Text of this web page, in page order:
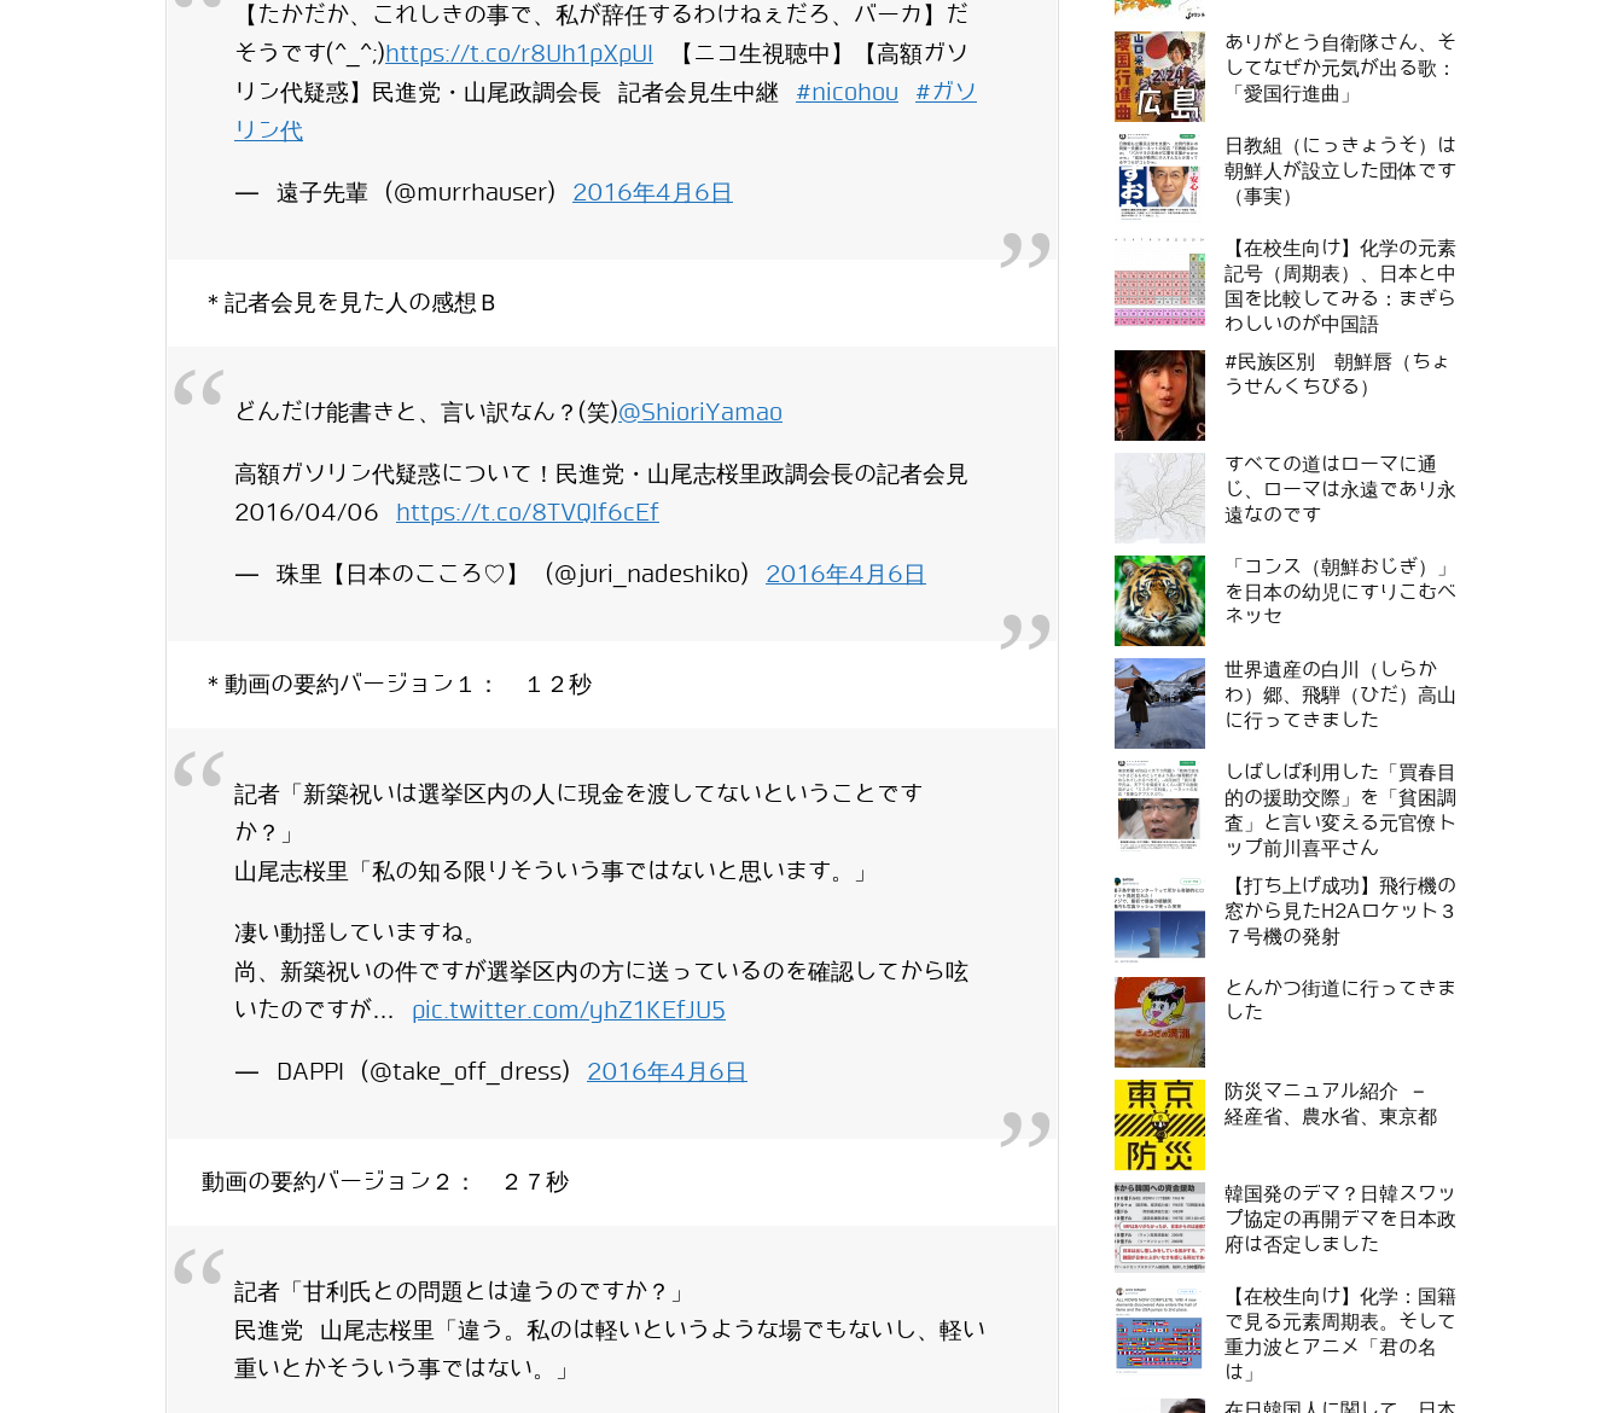
【たかだか、これしきの事で、私が辞任するわけねぇだろ、バーカ】だ
そうです(^_^;)https://t.co/r8Uh1pXpUI 【ニコ生視聴中】【高額ガソ
リン代疑惑】民進党・山尾政調会長 記者会見生中継 #nicohou
#ガソ
リン代
— 遠子先輩 (@murrhauser) 2016年4月6日
＊記者会見を見た人の感想Ｂ
どんだけ能書きと、言い訳なん？(笑)@ShioriYamao
高額ガソリン代疑惑について！民進党・山尾志桜里政調会長の記者会見
2016/04/06 https://t.co/8TVQIf6cEf
— 珠里【日本のこころ♡】 (@juri_nadeshiko) 2016年4月6日
＊動画の要約バージョン１： １２秒
記者「新築祝いは選挙区内の人に現金を渡してないということです
か？」
山尾志桜里「私の知る限りそういう事ではないと思います。」
凄い動揺していますね。
尚、新築祝いの件ですが選挙区内の方に送っているのを確認してから呟
いたのですが… pic.twitter.com/yhZ1KEfJU5
— DAPPI (@take_off_dress) 2016年4月6日
動画の要約バージョン２： ２７秒
記者「甘利氏との問題とは違うのですか？」
民進党 山尾志桜里「違う。私のは軽いというような場でもないし、軽い
重いとかそういう事ではない。」
ありがとう自衛隊さん、そ
してなぜか元気が出る歌：
「愛国行進曲」
日教組（にっきょうそ）は
朝鮮人が設立した団体です
（事実）
【在校生向け】化学の元素
記号（周期表）、日本と中
国を比較してみる：まぎら
わしいのが中国語
#民族区別 朝鮮唇（ちょ
うせんくちびる）
すべての道はローマに通
じ、ローマは永遠であり永
遠なのです
「コンス（朝鮮おじぎ）」
を日本の幼児にすりこむベ
ネッセ
世界遺産の白川（しらか
わ）郷、飛騨（ひだ）高山
に行ってきました
しばしば利用した「買春目
的の援助交際」を「貧困調
査」と言い変える元官僚ト
ップ前川喜平さん
【打ち上げ成功】飛行機の
窓から見たH2Aロケット３
７号機の発射
とんかつ街道に行ってきま
した
防災マニュアル紹介 –
経産省、農水省、東京都
韓国発のデマ？日韓スワッ
プ協定の再開デマを日本政
府は否定しました
【在校生向け】化学：国籍
で見る元素周期表。そして
重力波とアニメ「君の名
は」